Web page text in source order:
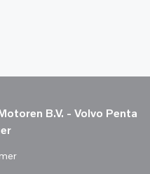
B.V. - Volvo Penta